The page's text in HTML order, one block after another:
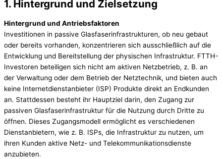
1. Hintergrund und Zielsetzung
Hintergrund und Antriebsfaktoren
Investitionen in passive Glasfaserinfrastrukturen, ob neu gebaut
oder bereits vorhanden, konzentrieren sich ausschließlich auf die
Entwicklung und Bereitstellung der physischen Infrastruktur. FTTH-
Investoren beteiligen sich nicht am aktiven Netzbetrieb, z. B. an
der Verwaltung oder dem Betrieb der Netztechnik, und bieten auch
keine Internetdienstanbieter (ISP) Produkte direkt an Endkunden
an. Stattdessen besteht ihr Hauptziel darin, den Zugang zur
passiven Glasfaserinfrastruktur für die Nutzung durch Dritte zu
öffnen. Dieses Zugangsmodell ermöglicht es verschiedenen
Dienstanbietern, wie z. B. ISPs, die Infrastruktur zu nutzen, um
ihren Kunden aktive Netz- und Telekommunikationsdienste
anzubieten.